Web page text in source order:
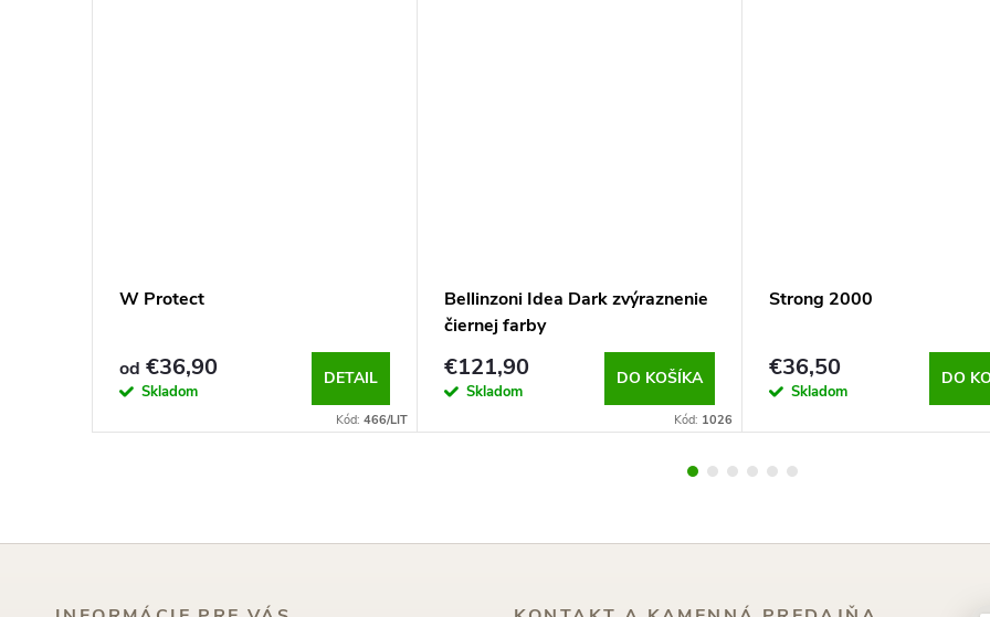
W Protect
od €36,90
Skladom
DETAIL
Kód: 466/LIT
Bellinzoni Idea Dark zvýraznenie
čiernej farby
€121,90
Skladom
DO KOŠÍKA
Kód: 1026
Strong 2000
€36,50
Skladom
DO